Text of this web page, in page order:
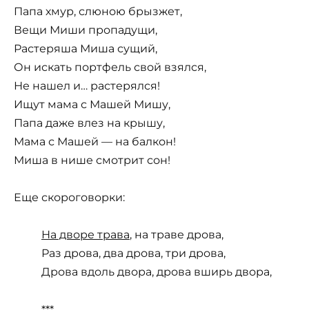
Папа хмур, слюною брызжет,
Вещи Миши пропадущи,
Растеряша Миша сущий,
Он искать портфель свой взялся,
Не нашел и… растерялся!
Ищут мама с Машей Мишу,
Папа даже влез на крышу,
Мама с Машей — на балкон!
Миша в нише смотрит сон!
Еще скороговорки:
На дворе трава, на траве дрова,
Раз дрова, два дрова, три дрова,
Дрова вдоль двора, дрова вширь двора,
***